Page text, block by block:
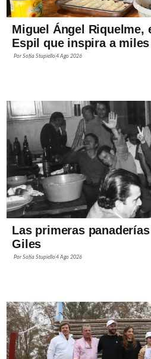
Miguel Ángel Riquelme,
Espil que inspira a
PorSofía Stupiello4 Ago 2026
Las primeras
Giles
PorSofía Stupiello4 Ago 2026